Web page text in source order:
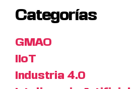
Categorías
GMAO
IIoT
Industria 4.0